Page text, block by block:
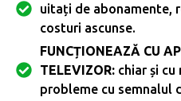
uitați de abonamente,
costuri ascunse.
FUNCȚIONEAZĂ CU
TELEVIZOR: chiar și cu
probleme cu semnalul